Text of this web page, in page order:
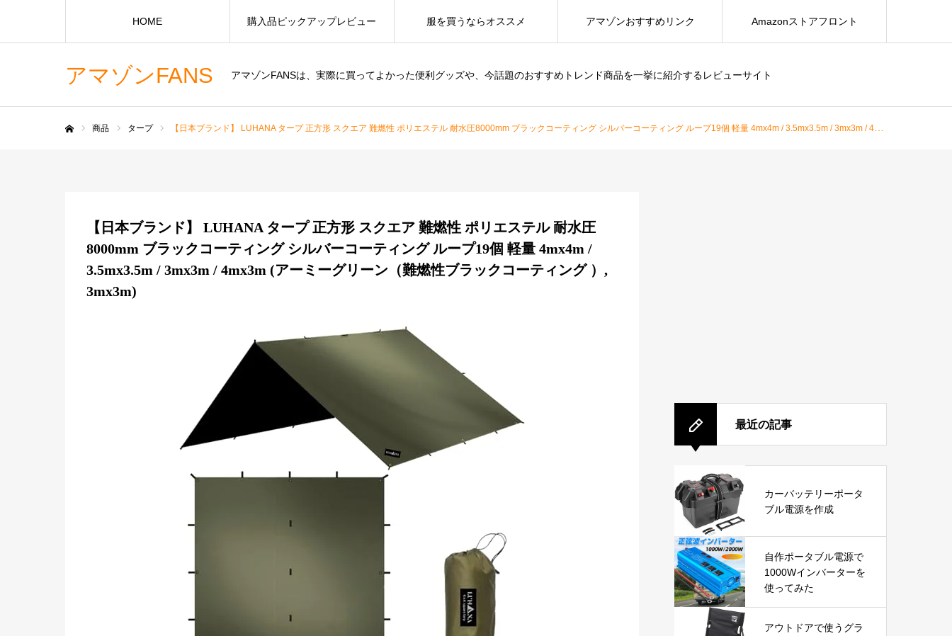
アマゾンFANS アマゾンFANSは、実際に買ってよかった便利グッズや、今話題のおすすめトレンド商品を一挙に紹介するレビューサイト
HOME 購入品ピックアップレビュー 服を買うならオススメ アマゾンおすすめリンク Amazonストアフロント
商品 タープ 【日本ブランド】 LUHANA タープ 正方形 スクエア 難燃性 ポリエステル 耐水圧8000mm ブラックコーティング シルバーコーティング ループ19個 軽量 4mx4m / 3.5mx3.5m / 3mx3m / 4mx3m (アーミーグリーン（難燃性ブラックコーティング ）, 3mx3m)
【日本ブランド】 LUHANA タープ 正方形 スクエア 難燃性 ポリエステル 耐水圧
8000mm ブラックコーティング シルバーコーティング ループ19個 軽量 4mx4m /
3.5mx3.5m / 3mx3m / 4mx3m (アーミーグリーン（難燃性ブラックコーティング ）,
3mx3m)
最近の記事
カーバッテリーポータ
ブル電源を作成
自作ポータブル電源で
1000Wインバーターを
使ってみた
アウトドアで使うグラ